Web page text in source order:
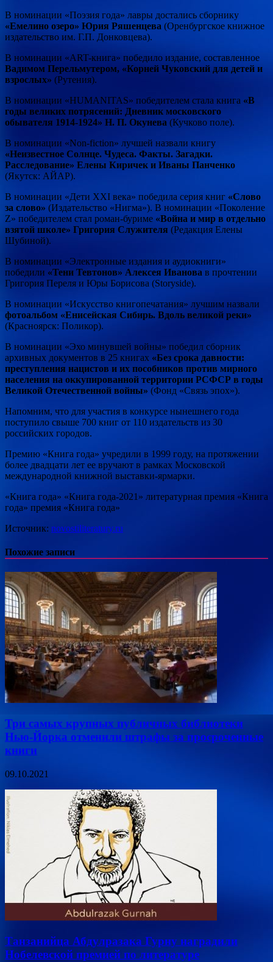
В номинации «Поэзия года» лавры достались сборнику
«Емелино озеро» Юрия Ряшенцева (Оренбургское книжное
издательство им. Г.П. Донковцева).
В номинации «ART-книга» победило издание, составленное
Вадимом Перельмутером, «Корней Чуковский для детей и
взрослых» (Рутения).
В номинации «HUMANITAS» победителем стала книга «В
годы великих потрясений: Дневник московского
обывателя 1914-1924» Н. П. Окунева (Кучково поле).
В номинации «Non-fiction» лучшей назвали книгу
«Неизвестное Солнце. Чудеса. Факты. Загадки.
Расследование» Елены Киричек и Иваны Панченко
(Якутск: АЙАР).
В номинации «Дети XXI века» победила серия книг «Слово
за слово» (Издательство «Нигма»). В номинации «Поколение
Z» победителем стал роман-буриме «Война и мир в отдельно
взятой школе» Григория Служителя (Редакция Елены
Шубиной).
В номинации «Электронные издания и аудиокниги»
победили «Тени Тевтонов» Алексея Иванова в прочтении
Григория Переля и Юры Борисова (Storyside).
В номинации «Искусство книгопечатания» лучшим назвали
фотоальбом «Енисейская Сибирь. Вдоль великой реки»
(Красноярск: Поликор).
В номинации «Эхо минувшей войны» победил сборник
архивных документов в 25 книгах «Без срока давности:
преступления нацистов и их пособников против мирного
населения на оккупированной территории РСФСР в годы
Великой Отечественной войны» (Фонд «Связь эпох»).
Напомним, что для участия в конкурсе нынешнего года
поступило свыше 700 книг от 110 издательств из 30
российских городов.
Премию «Книга года» учредили в 1999 году, на протяжении
более двадцати лет ее вручают в рамках Московской
международной книжной выставки-ярмарки.
«Книга года» «Книга года-2021» литературная премия «Книга
года» премия «Книга года»
Источник: novostiliteratury.ru
Похожие записи
Три самых крупных публичных библиотеки
Нью-Йорка отменили штрафы за просроченные
книги
09.10.2021
Танзанийца Абдулразака Гурну наградили
Нобелевской премией по литературе